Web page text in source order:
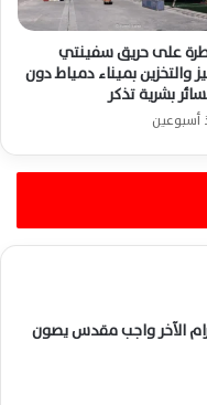
على حريق سفينتي
والتخزين بميناء دمياط دون
بشرية تذكر
أسبوعين
الآخر واجب مقدس يصون